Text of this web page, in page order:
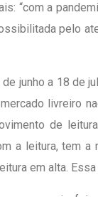
“com a
pelo
junho a 18 de
livreiro
de
a leitura, tem a
em alta.